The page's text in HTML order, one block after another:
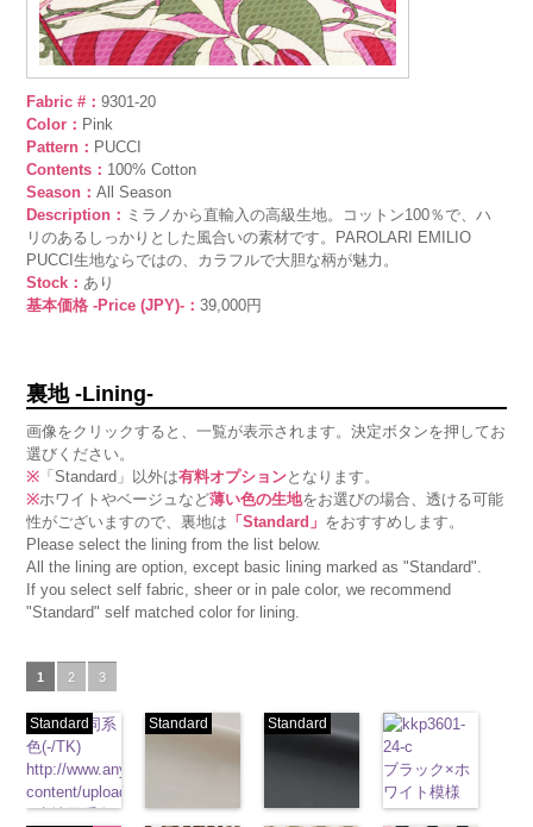
Fabric #：9301-20
Color： Pink
Pattern： PUCCI
Contents： 100% Cotton
Season：All Season
Description： ミラノから直輸入の高級生地。コットン100％で、ハ
リのあるしっかりとした風合いの素材です。PAROLARI EMILIO
PUCCI生地ならではの、カラフルで大胆な柄が魅力。
Stock：あり
基本価格 -Price (JPY)-：39,000円
裏地 -Lining-
画像をクリックすると、一覧が表示されます。決定ボタンを押してお
選びください。
※ 「Standard」以外は有料オプションとなります。
※ホワイトやベージュなど薄い色の生地をお選びの場合、透ける可能
性がございますので、裏地は 「Standard」 をおすすめします。
Please select the lining from the list below.
All the lining are option, except basic lining marked as "Standard".
If you select self fabric, sheer or in pale color, we recommend
"Standard" self matched color for lining.
1 2 3
生地同系
色(-/TK)
http://www.anys.co.jp/wp-
content/uploads/2013/04/jpg
- 生地同系色
Standard Standard Standard
ブラック×ホ
ワイト模様
(KKP3601-